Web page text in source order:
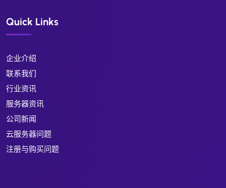
Quick Links
企业介绍
联系我们
行业资讯
服务器资讯
公司新闻
云服务器问题
注册与购买问题